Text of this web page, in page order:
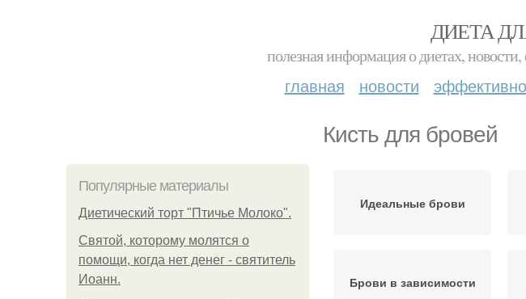
ДИЕТА
полезная информация о диетах,
главная новости
Кисть для бровей
Популярные материалы
Диетический торт "Птичье Молоко".
Святой, которому молятся о
помощи, когда нет денег - святитель
Иоанн.
Идеальные брови
Брови в зависимости